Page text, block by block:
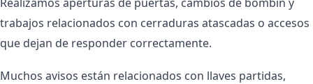
trabajos relacionados con cerraduras atascadas o accesos
que dejan de responder correctamente.
Muchos avisos están relacionados con llaves partidas,